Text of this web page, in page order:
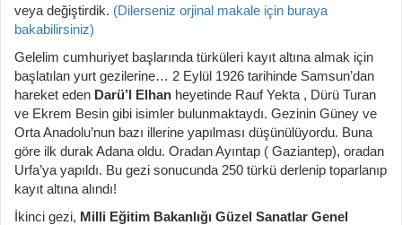
veya değiştirdik. (Dilerseniz orjinal makale için buraya
bakabilirsiniz)
Gelelim cumhuriyet başlarında türküleri kayıt altına almak için
başlatılan yurt gezilerine… 2 Eylül 1926 tarihinde Samsun’dan
hareket eden Darü’l Elhan heyetinde Rauf Yekta , Dürü Turan
ve Ekrem Besin gibi isimler bulunmaktaydı. Gezinin Güney ve
Orta Anadolu’nun bazı illerine yapılması düşünülüyordu. Buna
göre ilk durak Adana oldu. Oradan Ayıntap ( Gaziantep), oradan
Urfa’ya yapıldı. Bu gezi sonucunda 250 türkü derlenip toparlanıp
kayıt altına alındı!
İkinci gezi, Milli Eğitim Bakanlığı Güzel Sanatlar Genel